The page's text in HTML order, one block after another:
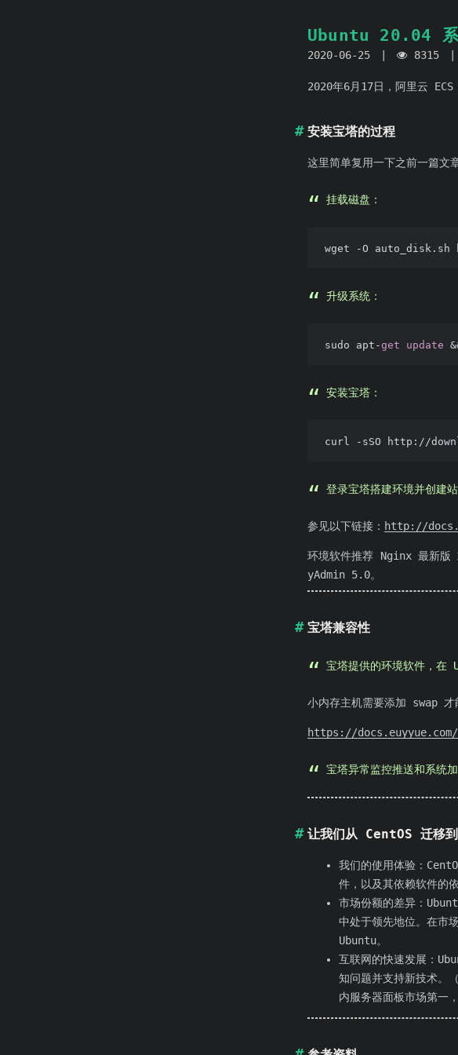
Ubuntu 20.04 系
2020-06-25 8315
2020年6月17日，阿里云
安装宝塔的过程
这里简单复用一下之前一篇文
挂载磁盘：
升级系统：
sudo apt -get update
安装宝塔：
登录宝塔搭建环境并创建站
参见以下链接： http://
环境软件推荐 Nginx 最新版
yAdmin 5.0。
宝塔兼容性
宝塔提供的环境软件，在
小内存主机需要添加 swap 才
https://
宝塔异常监控推送和系统
让我们从 CentOS 迁移
我们的使用体验：
件，以及其依赖软件的
市场份额的差异：
中处于领先地位。在市
Ubuntu。
互联网的快速发展：
知问题并支持新技术。
内服务器面板市场第一